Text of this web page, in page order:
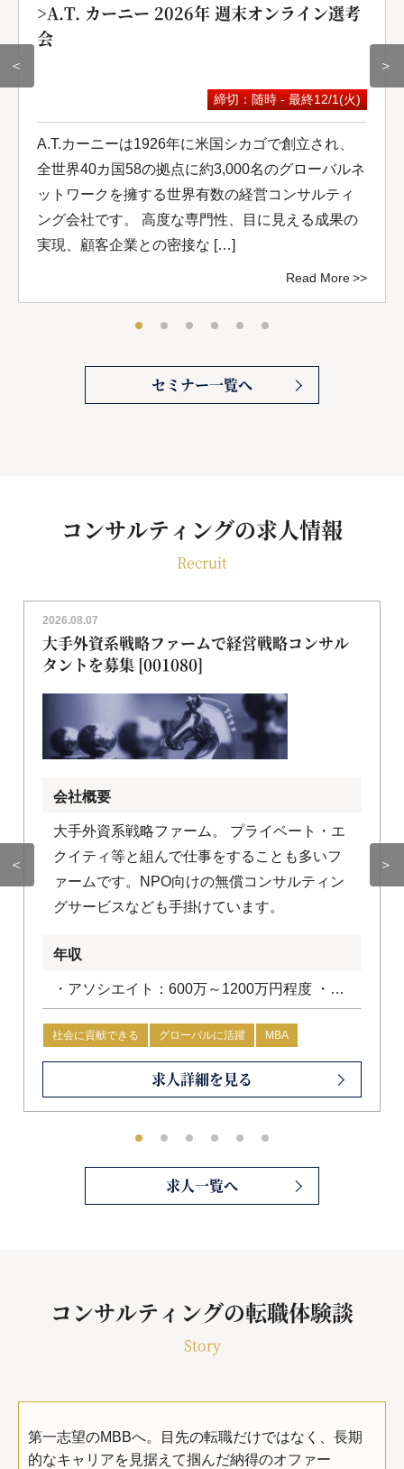
＜
>A.T. カーニー 2026年 週末オンライン選考
会
締切：随時 - 最終12/1(火)
A.T.カーニーは1926年に米国シカゴで創立され、
全世界40カ国58の拠点に約3,000名のグローバルネ
ットワークを擁する世界有数の経営コンサルティ
ング会社です。 高度な専門性、目に見える成果の
実現、顧客企業との密接な […]
Read More
＞
セミナー一覧へ
コンサルティングの求人情報
Recruit
＜
2026.08.07
大手外資系戦略ファームで経営戦略コンサル
タントを募集 [001080]
会社概要
大手外資系戦略ファーム。 プライベート・エ
クイティ等と組んで仕事をすることも多いフ
ァームです。NPO向けの無償コンサルティン
グサービスなども手掛けています。
年収
・アソシエイト：600万～1200万円程度 ・コ
ンサルタント：1200万円～1800万円程度
社会に貢献できる グローバルに活躍 MBA
求人詳細を見る
＞
求人一覧へ
コンサルティングの転職体験談
Story
第一志望のMBBへ。目先の転職だけではなく、長期
的なキャリアを見据えて掴んだ納得のオファー